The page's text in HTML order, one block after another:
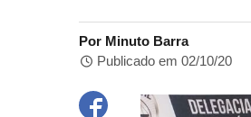
Por Minuto Barra
Publicado em 02/10/20